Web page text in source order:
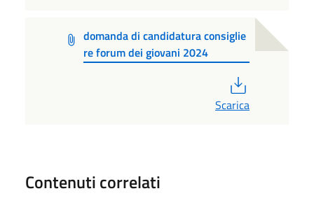
domanda di candidatura consiglie
re forum dei giovani 2024
Scarica
Contenuti correlati